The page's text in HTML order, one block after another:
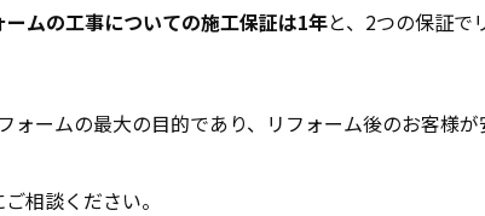
ムの工事についての施工保証は1年と、2つの保証で
ームの最大の目的であり、リフォーム後のお客様
相談ください。